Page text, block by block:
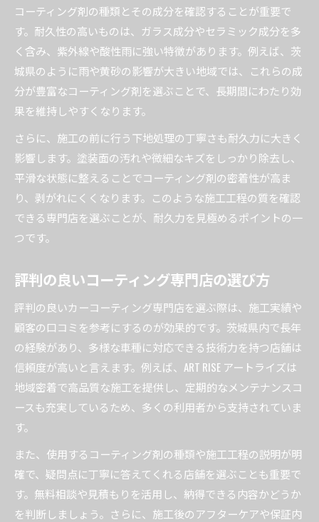
コーティング剤の種類とその成分を確認することが重要で
す。耐久性の高いものは、ガラス成分やセラミック成分を多
く含み、紫外線や酸性雨に強い特徴があります。例えば、茨
城県のように雨や黄砂の影響が大きい地域では、これらの成
分が豊富なコーティング剤を選ぶことで、長期間にわたり効
果を維持しやすくなります。
さらに、施工の前に行う下地処理の丁寧さも耐久力に大きく
影響します。塗装面の汚れや微細なキズをしっかり除去し、
平滑な状態に整えることでコーティング剤の密着性が高ま
り、剥がれにくくなります。このような施工工程の質を確認
できる専門店を選ぶことが、耐久力を見極めるポイントの一
つです。
評判の良いコーティング専門店の選び方
評判の良いカーコーティング専門店を選ぶ際は、施工実績や
顧客の口コミを参考にするのが効果的です。茨城県内で長年
の経験があり、多様な車種に対応できる技術力を持つ店舗は
信頼度が高いと言えます。例えば、ART RISE アートライズは
地域密着で高品質な施工を提供し、定期的なメンテナンスコ
ースも充実しているため、多くの利用者から支持されていま
す。
また、使用するコーティング剤の種類や施工工程の説明が明
確で、疑問点に丁寧に答えてくれる店舗を選ぶことも重要で
す。無料相談や見積もりを活用し、納得できる内容かどうか
を判断しましょう。さらに、施工後のアフターケアや保証内